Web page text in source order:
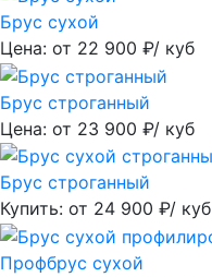
Брус сухой
Цена: от 22 900 ₽/ куб
Брус строганный
Цена: от 23 900 ₽/ куб
Брус строганный
Купить: от 24 900 ₽/ куб
Профбрус сухой